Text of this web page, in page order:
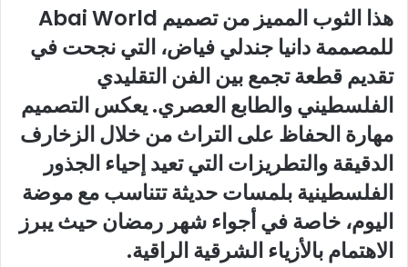
هذا الثوب المميز من تصميم Abai World
للمصممة دانيا جندلي فياض، التي نجحت في
تقديم قطعة تجمع بين الفن التقليدي
الفلسطيني والطابع العصري. يعكس التصميم
مهارة الحفاظ على التراث من خلال الزخارف
الدقيقة والتطريزات التي تعيد إحياء الجذور
الفلسطينية بلمسات حديثة تتناسب مع موضة
اليوم، خاصة في أجواء شهر رمضان حيث يبرز
الاهتمام بالأزياء الشرقية الراقية.